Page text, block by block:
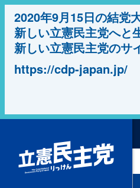
2020年9月15日の結党
新しい立憲民主党へと
新しい立憲民主党のサ
https://cdp-japan.jp/